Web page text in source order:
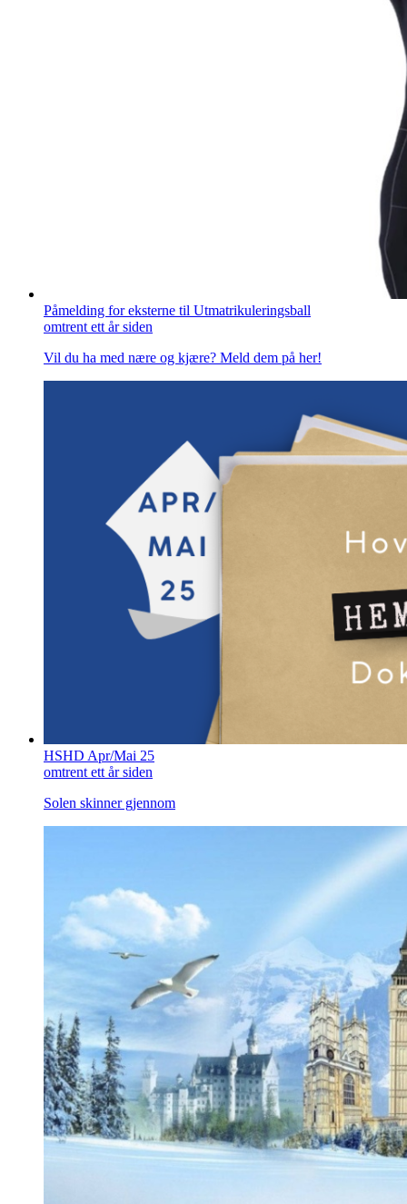
Påmelding for eksterne til Utmatrikuleringsball
omtrent ett år siden
Vil du ha med nære og kjære? Meld dem på her!
HSHD Apr/Mai 25
omtrent ett år siden
Solen skinner gjennom